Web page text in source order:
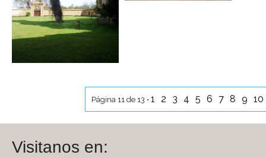
Página 11 de 13 • 1 2 3 4 5 6 7 8 9 10
Visitanos en: